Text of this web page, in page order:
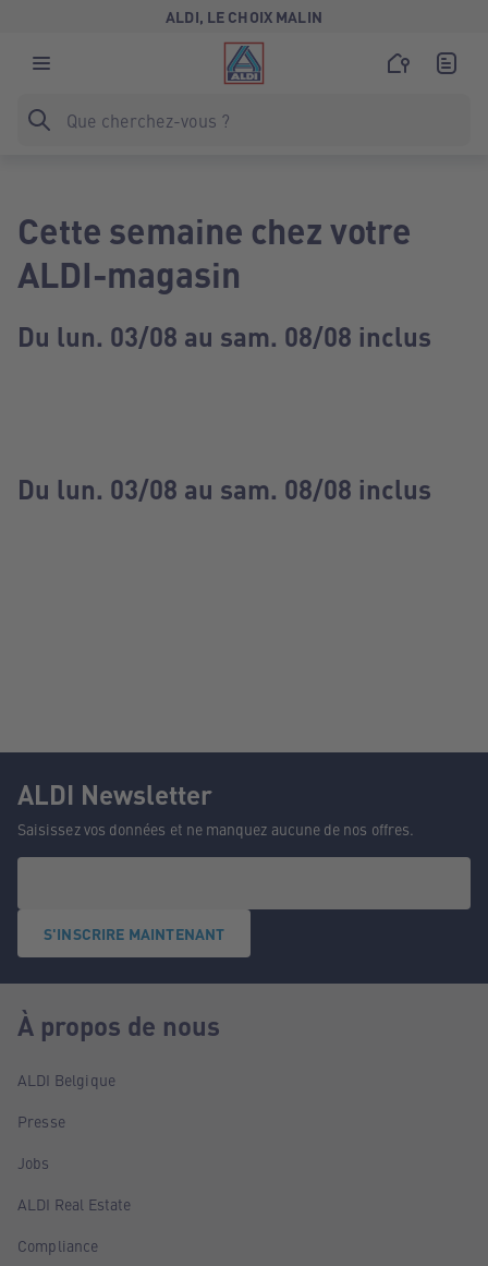
ALDI, LE CHOIX MALIN
Cette semaine chez votre
ALDI-magasin
Du lun. 03/08 au sam. 08/08 inclus
Du lun. 03/08 au sam. 08/08 inclus
ALDI Newsletter
Saisissez vos données et ne manquez aucune de nos offres.
S'INSCRIRE MAINTENANT
À propos de nous
ALDI Belgique
Presse
Jobs
ALDI Real Estate
Compliance